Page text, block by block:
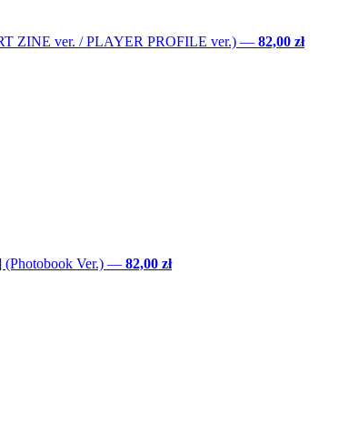
ZINE ver. / PLAYER PROFILE ver.) — 82,00 zł
(Photobook Ver.) — 82,00 zł